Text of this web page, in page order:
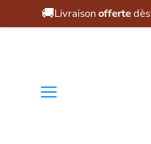
🚚Livraisonoffertedès
a